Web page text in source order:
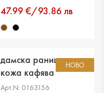
47.99 €/93.86 лв
НОВО
дамска раница еко
кожа кафява
Арт.N: 0163156